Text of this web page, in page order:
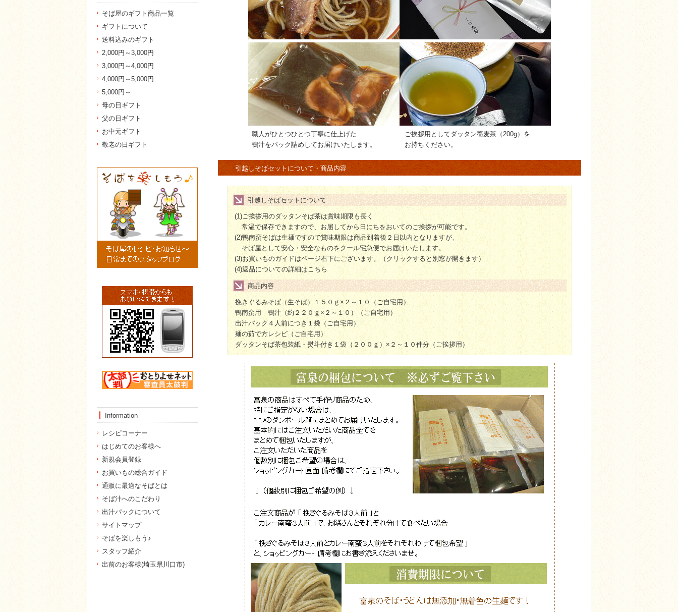
職人がひとつひとつ丁寧に仕上げた
鴨汁をパック詰めしてお届けいたします。
ご挨拶用としてダッタン蕎麦茶（200g）を
お持ちください。
引越しそばセットについて・商品内容
引越しそばセットについて
(1)ご挨拶用のダッタンそば茶は賞味期限も長く
常温で保存できますので、お届してから日にちをおいてのご挨拶が可能です。
(2)鴨南蛮そばは生麺ですので賞味期限は商品到着後２日以内となりますが、
そば屋として安心・安全なものをクール宅急便でお届けいたします。
(3)お買いものガイドはページ右下にございます。（クリックすると別窓が開きます）
(4)返品についての詳細はこちら
商品内容
挽きぐるみそば（生そば）１５０ｇ×２～１０（ご自宅用）
鴨南蛮用 鴨汁（約２２０ｇ×２～１０）（ご自宅用）
出汁パック４人前につき１袋（ご自宅用）
麺の茹で方レシピ（ご自宅用）
ダッタンそば茶包装紙・熨斗付き１袋（２００ｇ）×２～１０件分（ご挨拶用）
そば屋のギフト商品一覧
ギフトについて
送料込みのギフト
2,000円～3,000円
3,000円～4,000円
4,000円～5,000円
5,000円～
母の日ギフト
父の日ギフト
お中元ギフト
敬老の日ギフト
Information
レシピコーナー
はじめてのお客様へ
新規会員登録
お買いもの総合ガイド
通販に最適なそばとは
そば汁へのこだわり
出汁パックについて
サイトマップ
そばを楽しもう♪
スタッフ紹介
出前のお客様(埼玉県川口市)